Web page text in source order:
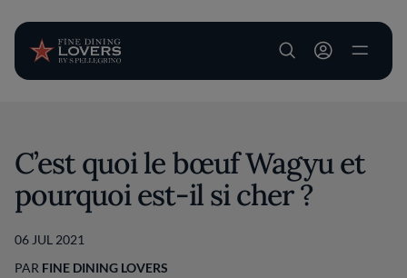
User account
C’est quoi le bœuf Wagyu et
pourquoi est-il si cher ?
06 JUL 2021
PAR FINE DINING LOVERS